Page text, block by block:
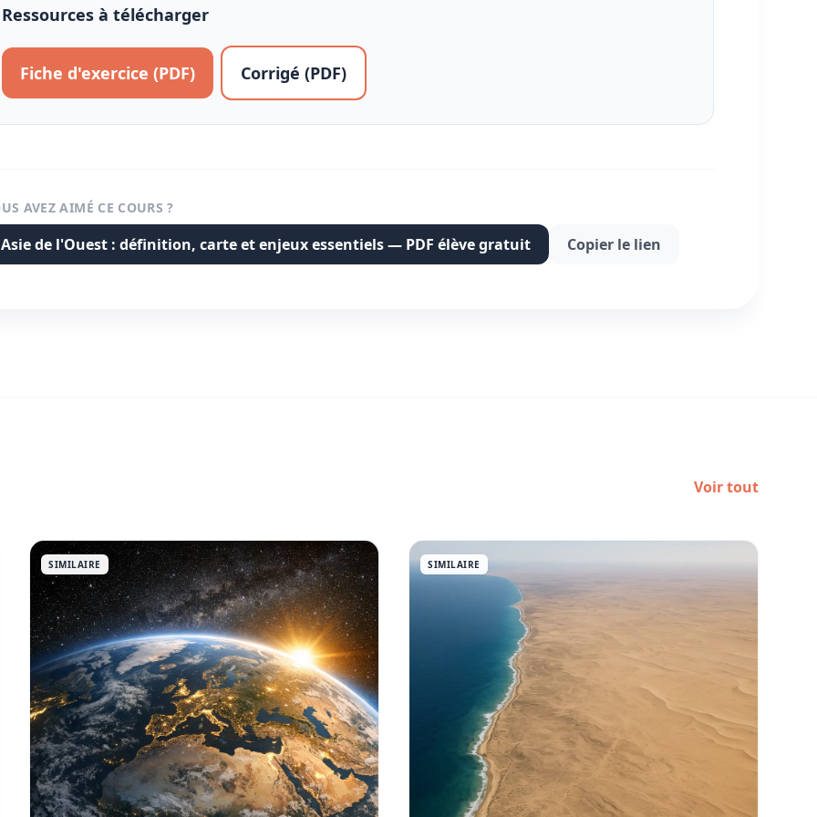
Ressources à télécharger
Fiche d'exercice (PDF) Corrigé (PDF)
AVEZ AIMÉ CE COURS ?
Asie de l'Ouest : définition, carte et enjeux essentiels — PDF élève gratuit Copier le lien
Voir tout
SIMILAIRE SIMILAIRE